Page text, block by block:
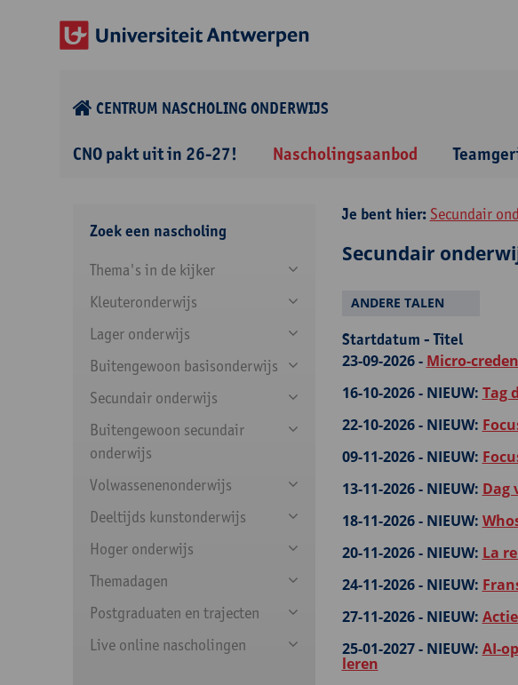
CENTRUM NASCHOLING ONDERWIJS
CNO pakt uit in 26-27! Nascholingsaanbod
Zoek een nascholing
Thema's in de kijker
Kleuteronderwijs
Lager onderwijs
Buitengewoon basisonderwijs
Secundair onderwijs
Buitengewoon secundair
onderwijs
Volwassenenonderwijs
Deeltijds kunstonderwijs
Hoger onderwijs
Themadagen
Postgraduaten en trajecten
Live online nascholingen
Je bent hier: Secundair
Secundair
ANDERE TALEN
Startdatum - Titel
23-09-2026 - Micro-
16-10-2026 - NIEUW: Tag
22-10-2026 - NIEUW:
09-11-2026 - NIEUW:
13-11-2026 - NIEUW: Dag
18-11-2026 - NIEUW:
20-11-2026 - NIEUW: La
24-11-2026 - NIEUW:
27-11-2026 - NIEUW:
25-01-2027 - NIEUW: AI-
leren